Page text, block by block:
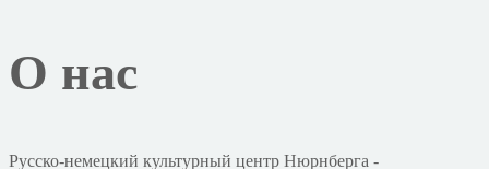
О нас
Русско-немецкий культурный центр Нюрнберга -